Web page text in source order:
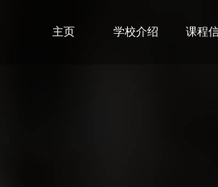
主页 学校介绍 课程